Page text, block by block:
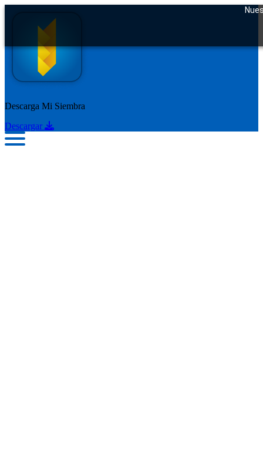
Descarga Mi Siembra
Descargar